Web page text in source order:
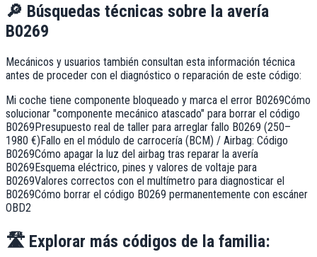
🔎 Búsquedas técnicas sobre la avería
B0269
Mecánicos y usuarios también consultan esta información técnica
antes de proceder con el diagnóstico o reparación de este código:
Mi coche tiene componente bloqueado y marca el error B0269Cómo
solucionar "componente mecánico atascado" para borrar el código
B0269Presupuesto real de taller para arreglar fallo B0269 (250–
1980 €)Fallo en el módulo de carrocería (BCM) / Airbag: Código
B0269Cómo apagar la luz del airbag tras reparar la avería
B0269Esquema eléctrico, pines y valores de voltaje para
B0269Valores correctos con el multímetro para diagnosticar el
B0269Cómo borrar el código B0269 permanentemente con escáner
OBD2
🛣️ Explorar más códigos de la familia: